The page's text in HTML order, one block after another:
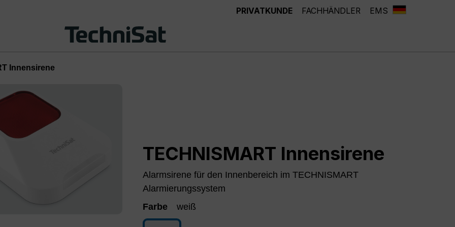
PRIVATKUNDE FACHHÄNDLER EMS
Innensirene
TECHNISMART Innensirene
Alarmsirene für den Innenbereich im TECHNISMART
Alarmierungssystem
Farbe
weiß